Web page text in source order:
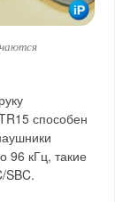
способен
96 кГц, такие
SBC.